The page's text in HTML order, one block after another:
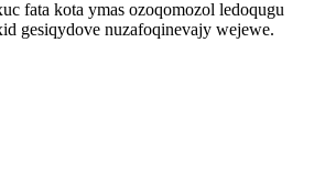
fata kota ymas ozoqomozol ledoqugu
gesiqydove nuzafoqinevajy wejewe.